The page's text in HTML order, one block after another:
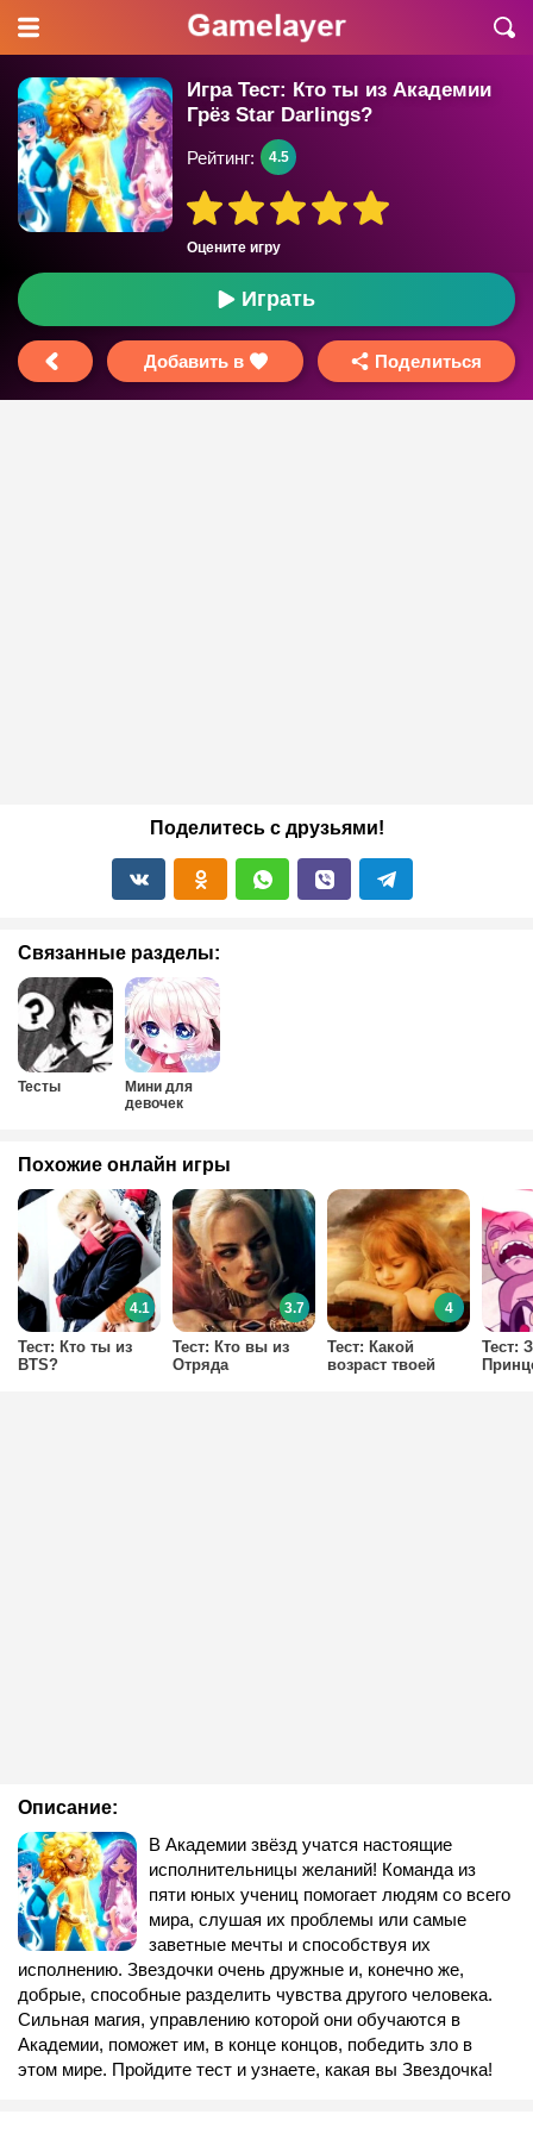
Игра Тест: Кто ты из Академии
Грёз Star Darlings?
Оцените игру
Рейтинг: 4.5
Играть
Добавить в Поделиться
Поделитесь с друзьями!
Связанные разделы:
Тесты
Мини для
девочек
Описание:
В Академии звёзд учатся настоящие
исполнительницы желаний! Команда из
пяти юных учениц помогает людям со всего
мира, слушая их проблемы или самые
заветные мечты и способствуя их
исполнению. Звездочки очень дружные и, конечно же,
добрые, способные разделить чувства другого человека.
Сильная магия, управлению которой они обучаются в
Академии, поможет им, в конце концов, победить зло в
этом мире. Пройдите тест и узнаете, какая вы Звездочка!
Похожие онлайн игры
Тест: Кто ты из
BTS?
4.1
Тест: Кто вы из
Отряда
3.7
Тест: Какой
возраст твоей
4
Тест: